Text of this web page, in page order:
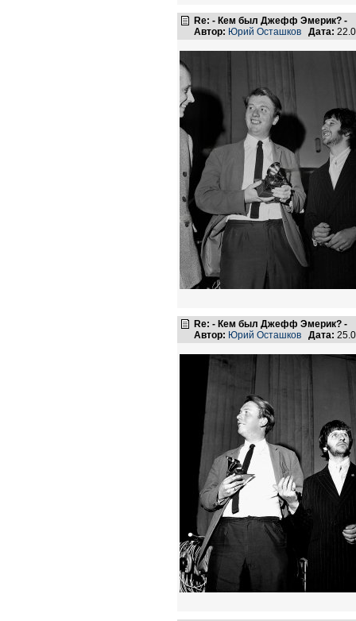
Re: - Кем был Джефф Эмерик? -
Автор: Юрий Осташков Дата:
Re: - Кем был Джефф Эмерик? -
Автор: Юрий Осташков Дата: